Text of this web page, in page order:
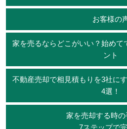
お客様の
家を売るならどこがいい？始めて
ント
不動産売却で相見積もりを3社に
4選！
家を売却する時の
7ステップで完